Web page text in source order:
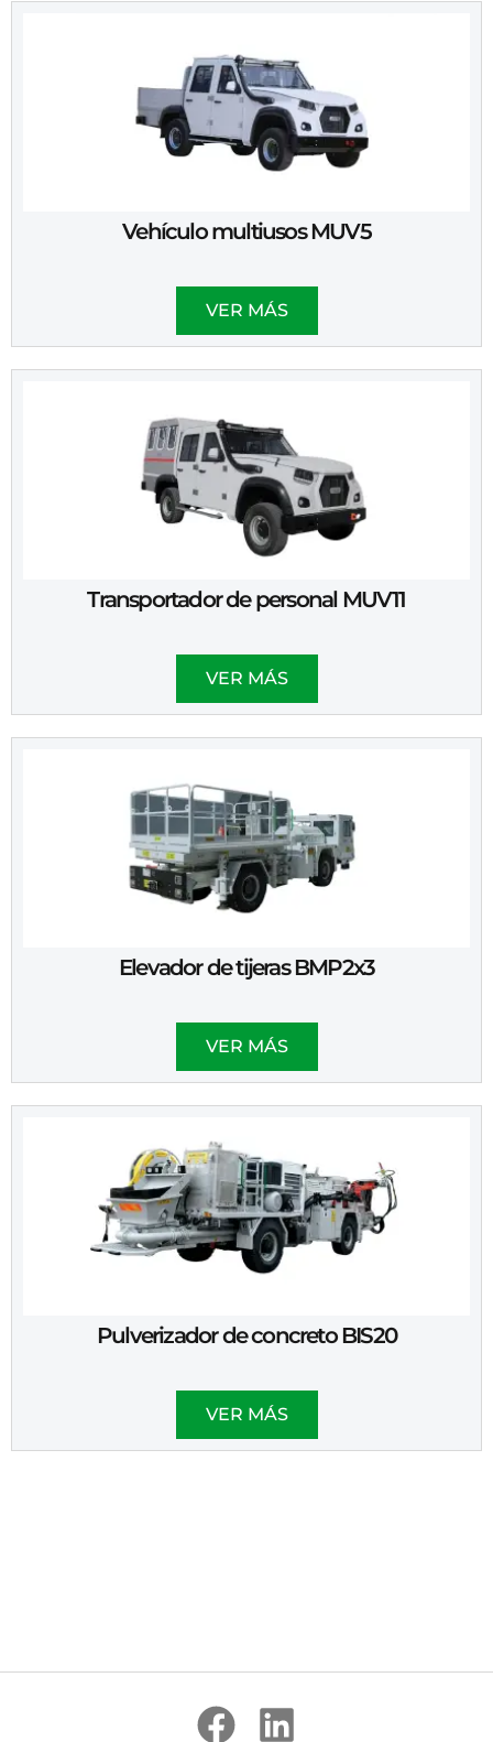
Vehículo multiusos MUV5
VER MÁS
Transportador de personal MUV11
VER MÁS
Elevador de tijeras BMP2x3
VER MÁS
Pulverizador de concreto BIS20
VER MÁS